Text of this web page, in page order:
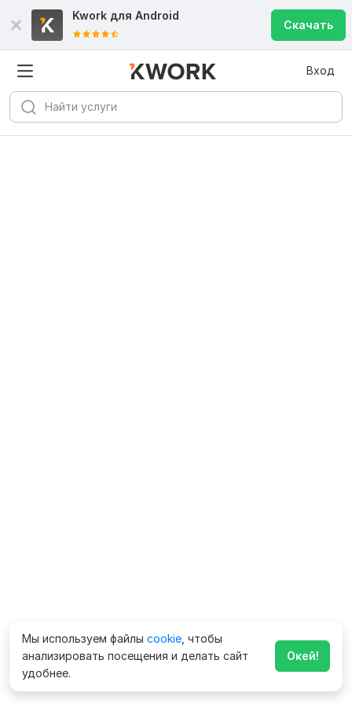
Kwork для Android
Скачать
Вход
Мы используем файлы cookie , чтобы
анализировать посещения и делать сайт
удобнее.
Окей!